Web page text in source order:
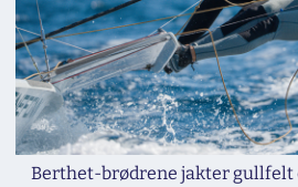
Berthet-brødrene jakter gullfelt